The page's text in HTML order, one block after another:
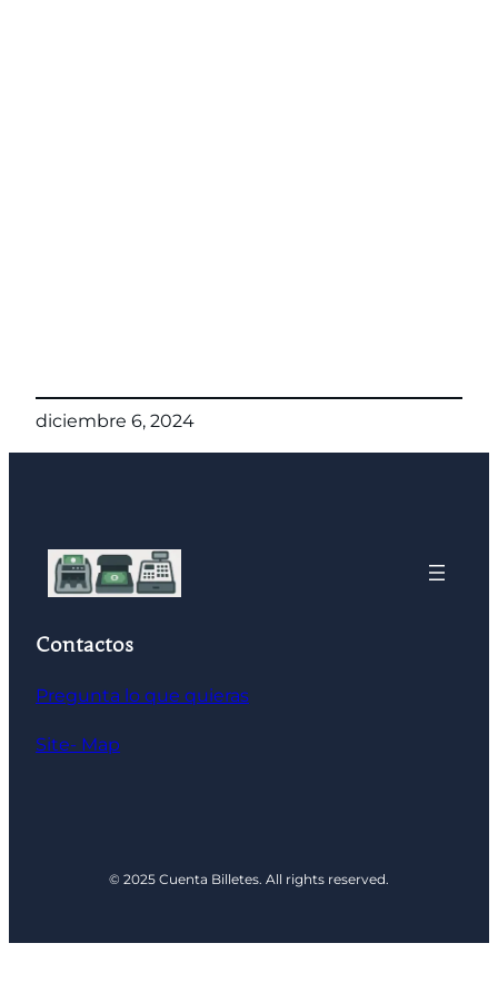
diciembre 6, 2024
Contactos
Pregunta lo que quieras
Site- Map
© 2025 Cuenta Billetes. All rights reserved.